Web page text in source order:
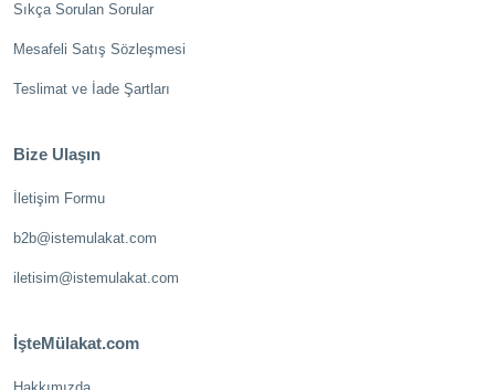
Sıkça Sorulan Sorular
Mesafeli Satış Sözleşmesi
Teslimat ve İade Şartları
Bize Ulaşın
İletişim Formu
b2b@istemulakat.com
iletisim@istemulakat.com
İşteMülakat.com